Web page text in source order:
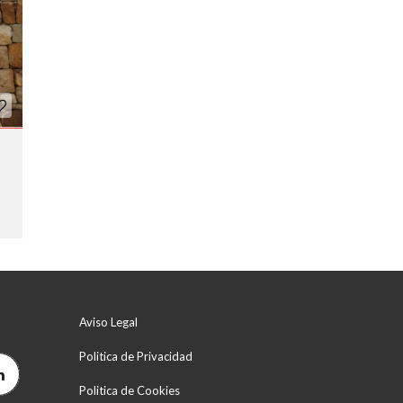
Aviso Legal
Politica de Privacidad
Politica de Cookies